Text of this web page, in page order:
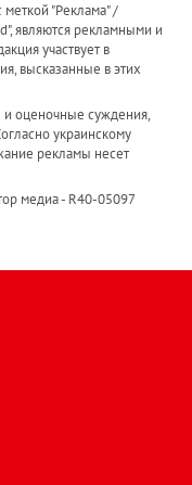
"Реклама" /
являются рекламными и
участвует в
высказанные в этих
и оценочные суждения,
украинскому
рекламы несет
медиа - R40-05097